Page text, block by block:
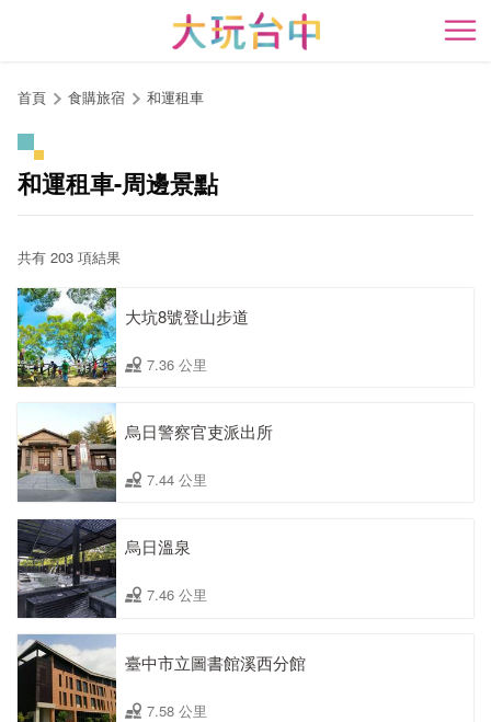
開
首頁 食購旅宿 和運租車
和運租車-周邊景點
共有 203 項結果
大坑8號登山步道
7.36 公里
烏日警察官吏派出所
7.44 公里
烏日溫泉
7.46 公里
臺中市立圖書館溪西分館
7.58 公里